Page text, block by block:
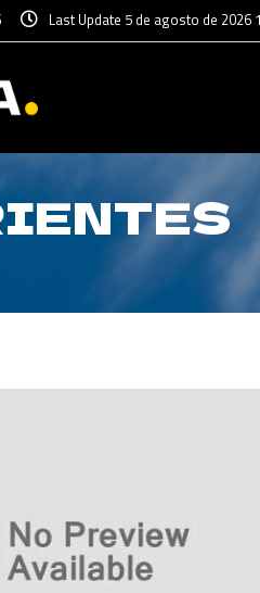
Last Update 5 de agosto de 2026